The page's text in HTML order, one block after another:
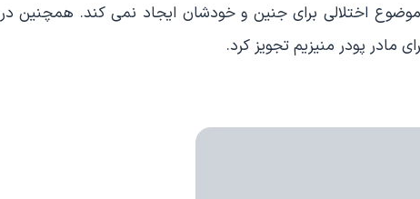
اختلالی برای جنین و خودشان ایجاد نمی کند. همچنین در
مادر پودر منیزیم تجویز کرد.